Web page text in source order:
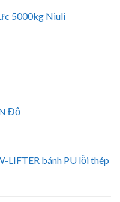
5000kg Niuli
Độ
LIFTER bánh PU lỗi thép